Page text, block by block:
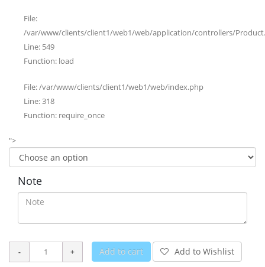
File:
/var/www/clients/client1/web1/web/application/controllers/
Line: 549
Function: load
File: /var/www/clients/client1/web1/web/index.php
Line: 318
Function: require_once
">
Note
Add to cart Add to Wishlist